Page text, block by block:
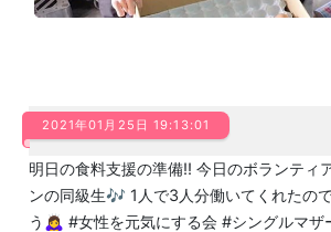
2021年01月25日 19:13:01
明日の食料支援の準備‼️ 今日のボランティ
ンの同級生🎶 1人で3人分働いてくれたの
う🙇‍♀️ #女性を元気にする会 #シングルマ